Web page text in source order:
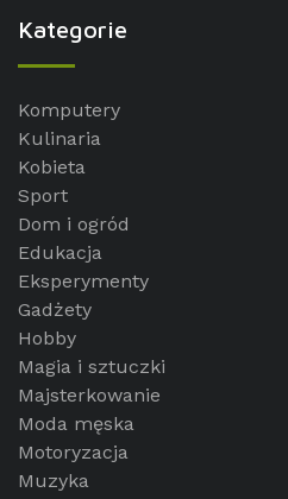
Kategorie
Komputery
Kulinaria
Kobieta
Sport
Dom i ogród
Edukacja
Eksperymenty
Gadżety
Hobby
Magia i sztuczki
Majsterkowanie
Moda męska
Motoryzacja
Muzyka